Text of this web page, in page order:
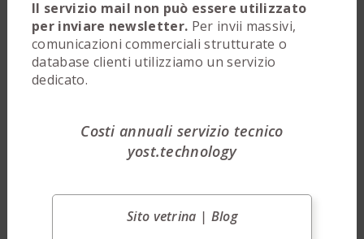
Il servizio mail non può essere utilizzato
per inviare newsletter. Per invii massivi,
comunicazioni commerciali strutturate o
database clienti utilizziamo un servizio
dedicato.
Costi annuali servizio tecnico
yost.technology
Sito vetrina | Blog